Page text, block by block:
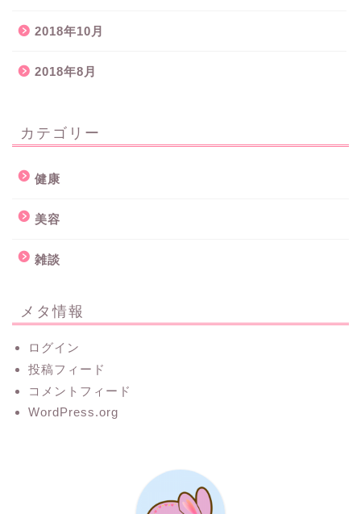
2018年10月
2018年8月
カテゴリー
健康
美容
雑談
メタ情報
ログイン
投稿フィード
コメントフィード
WordPress.org